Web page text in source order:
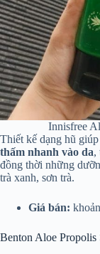
Innisfree
Thiết kế dạng hũ
thấm nhanh vào da,
đồng thời những
trà xanh, sơn trà.
Giá bán:
Benton Aloe Propolis